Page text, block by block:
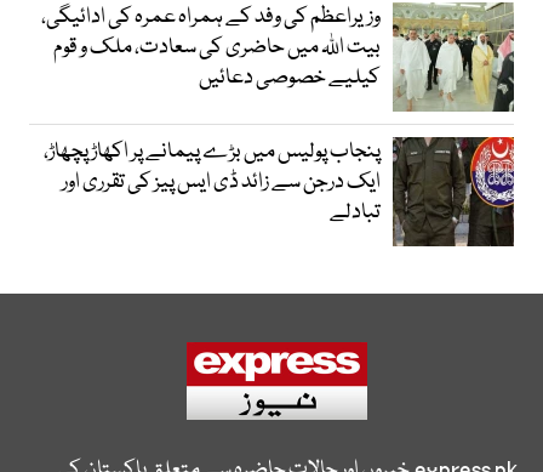
وزیراعظم کی وفد کے ہمراہ عمرہ کی ادائیگی،
بیت اللہ میں حاضری کی سعادت، ملک و قوم
کیلیے خصوصی دعائیں
پنجاب پولیس میں بڑے پیمانے پر اکھاڑ پچھاڑ،
ایک درجن سے زائد ڈی ایس پیز کی تقرری اور
تبادلے